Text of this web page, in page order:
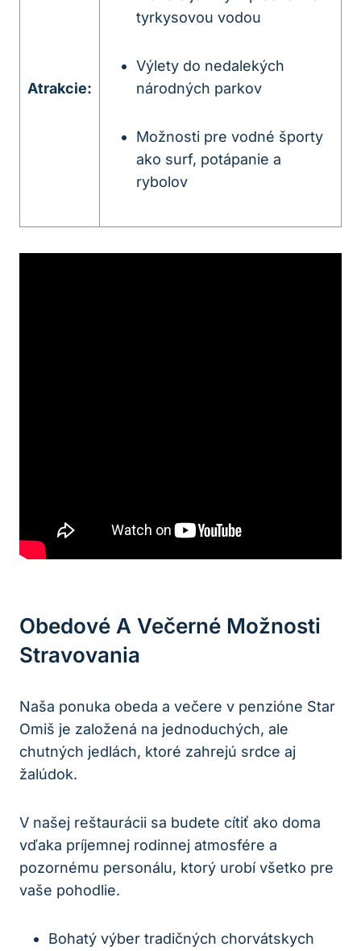
Atrakcie:
tyrkysovou vodou
Výlety do nedalekých
národných parkov
Možnosti pre vodné športy
ako surf, potápanie a
rybolov
Obedové A Večerné Možnosti
Stravovania
Naša ponuka obeda a večere v penzióne Star
Omiš je založená na jednoduchých, ale
chutných jedlách, ktoré zahrejú srdce aj
žalúdok.
V našej reštaurácii sa budete cítiť ako doma
vďaka príjemnej rodinnej atmosfére a
pozornému personálu, ktorý urobí všetko pre
vaše pohodlie.
Bohatý výber tradičných chorvátskych